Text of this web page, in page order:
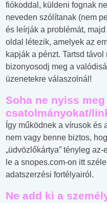
fiókoddal, küldeni fognak
neveden szólítanak (nem
és leírják a problémát,
oldal létezik, amelyek az
kapják a pénzt. Tartsd
bizonyosodj meg a
üzenetekre válaszolnál!
Soha ne nyiss
csatolmányokat/
Így működnek a vírusok és
nem vagy benne biztos,
„üdvözlőkártya” tényleg
le a snopes.com-on itt
adatszerzési fortélyairól.
Ne add ki a